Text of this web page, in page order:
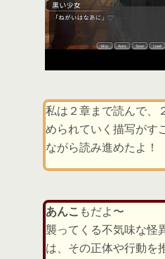
私は２章まで読んで、
められていく描写がす
ながら読み進めたよ！
あんこ もだよ〜
襲ってくる不気味な怪
は、その正体や行動を